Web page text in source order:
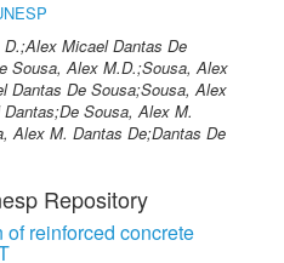
Micael Dantas De
Sousa, Alex M.D.;Sousa, Alex
Dantas De Sousa;Sousa, Alex
Sousa, Alex M.
Alex M. Dantas De;Dantas De
Repository
reinforced concrete